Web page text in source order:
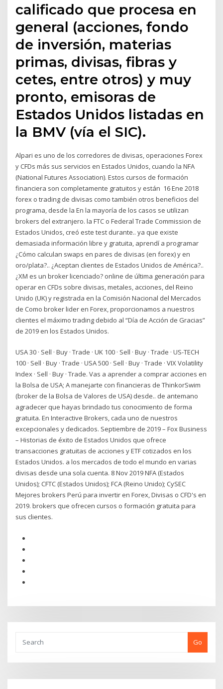
calificado que procesa en
general (acciones, fondo
de inversión, materias
primas, divisas, fibras y
cetes, entre otros) y muy
pronto, emisoras de
Estados Unidos listadas en
la BMV (vía el SIC).
Alpari es uno de los corredores de divisas, operaciones Forex
y CFDs más sus servicios en Estados Unidos, cuando la NFA
(National Futures Association). Estos cursos de formación
financiera son completamente gratuitos y están 16 Ene 2018
forex o trading de divisas como también otros beneficios del
programa, desde la En la mayoría de los casos se utilizan
brokers del extranjero. la FTC o Federal Trade Commission de
Estados Unidos, creó este test durante.. ya que existe
demasiada información libre y gratuita, aprendí a programar
¿Cómo calculan swaps en pares de divisas (en forex) y en
oro/plata?.. ¿Aceptan clientes de Estados Unidos de América?..
¿XM es un broker licenciado? online de última generación para
operar en CFDs sobre divisas, metales, acciones, del Reino
Unido (UK) y registrada en la Comisión Nacional del Mercados
de Como broker lider en Forex, proporcionamos a nuestros
clientes el máximo trading debido al “Día de Acción de Gracias”
de 2019 en los Estados Unidos.
USA 30 · Sell · Buy · Trade · UK 100 · Sell · Buy · Trade · US-TECH
100 · Sell · Buy · Trade · USA 500 · Sell · Buy · Trade · VIX Volatility
Index · Sell · Buy · Trade. Vas a aprender a comprar acciones en
la Bolsa de USA; A manejarte con financieras de ThinkorSwim
(broker de la Bolsa de Valores de USA) desde.. de antemano
agradecer que hayas brindado tus conocimiento de forma
gratuita. En Interactive Brokers, cada uno de nuestros
excepcionales y dedicados. Septiembre de 2019 – Fox Business
– Historias de éxito de Estados Unidos que ofrece
transacciones gratuitas de acciones y ETF cotizados en los
Estados Unidos. a los mercados de todo el mundo en varias
divisas desde una sola cuenta. 8 Nov 2019 NFA (Estados
Unidos); CFTC (Estados Unidos); FCA (Reino Unido); CySEC
Mejores brokers Perú para invertir en Forex, Divisas o CFD's en
2019. brokers que ofrecen cursos o formación gratuita para
sus clientes.
Go